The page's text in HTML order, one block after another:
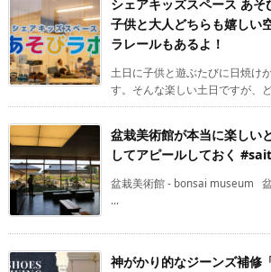
シェアキッズスペース あ
子供と大人どちらも嬉しい
ラレールもあるよ！
土日に子供と遊ぶたびに日焼け
す。そんな楽しい土日ですが、
盆栽美術館が本当に楽しい
してアピールしておく
盆栽美術館 - bonsai museum
...
神がかり的なジーンズ補修